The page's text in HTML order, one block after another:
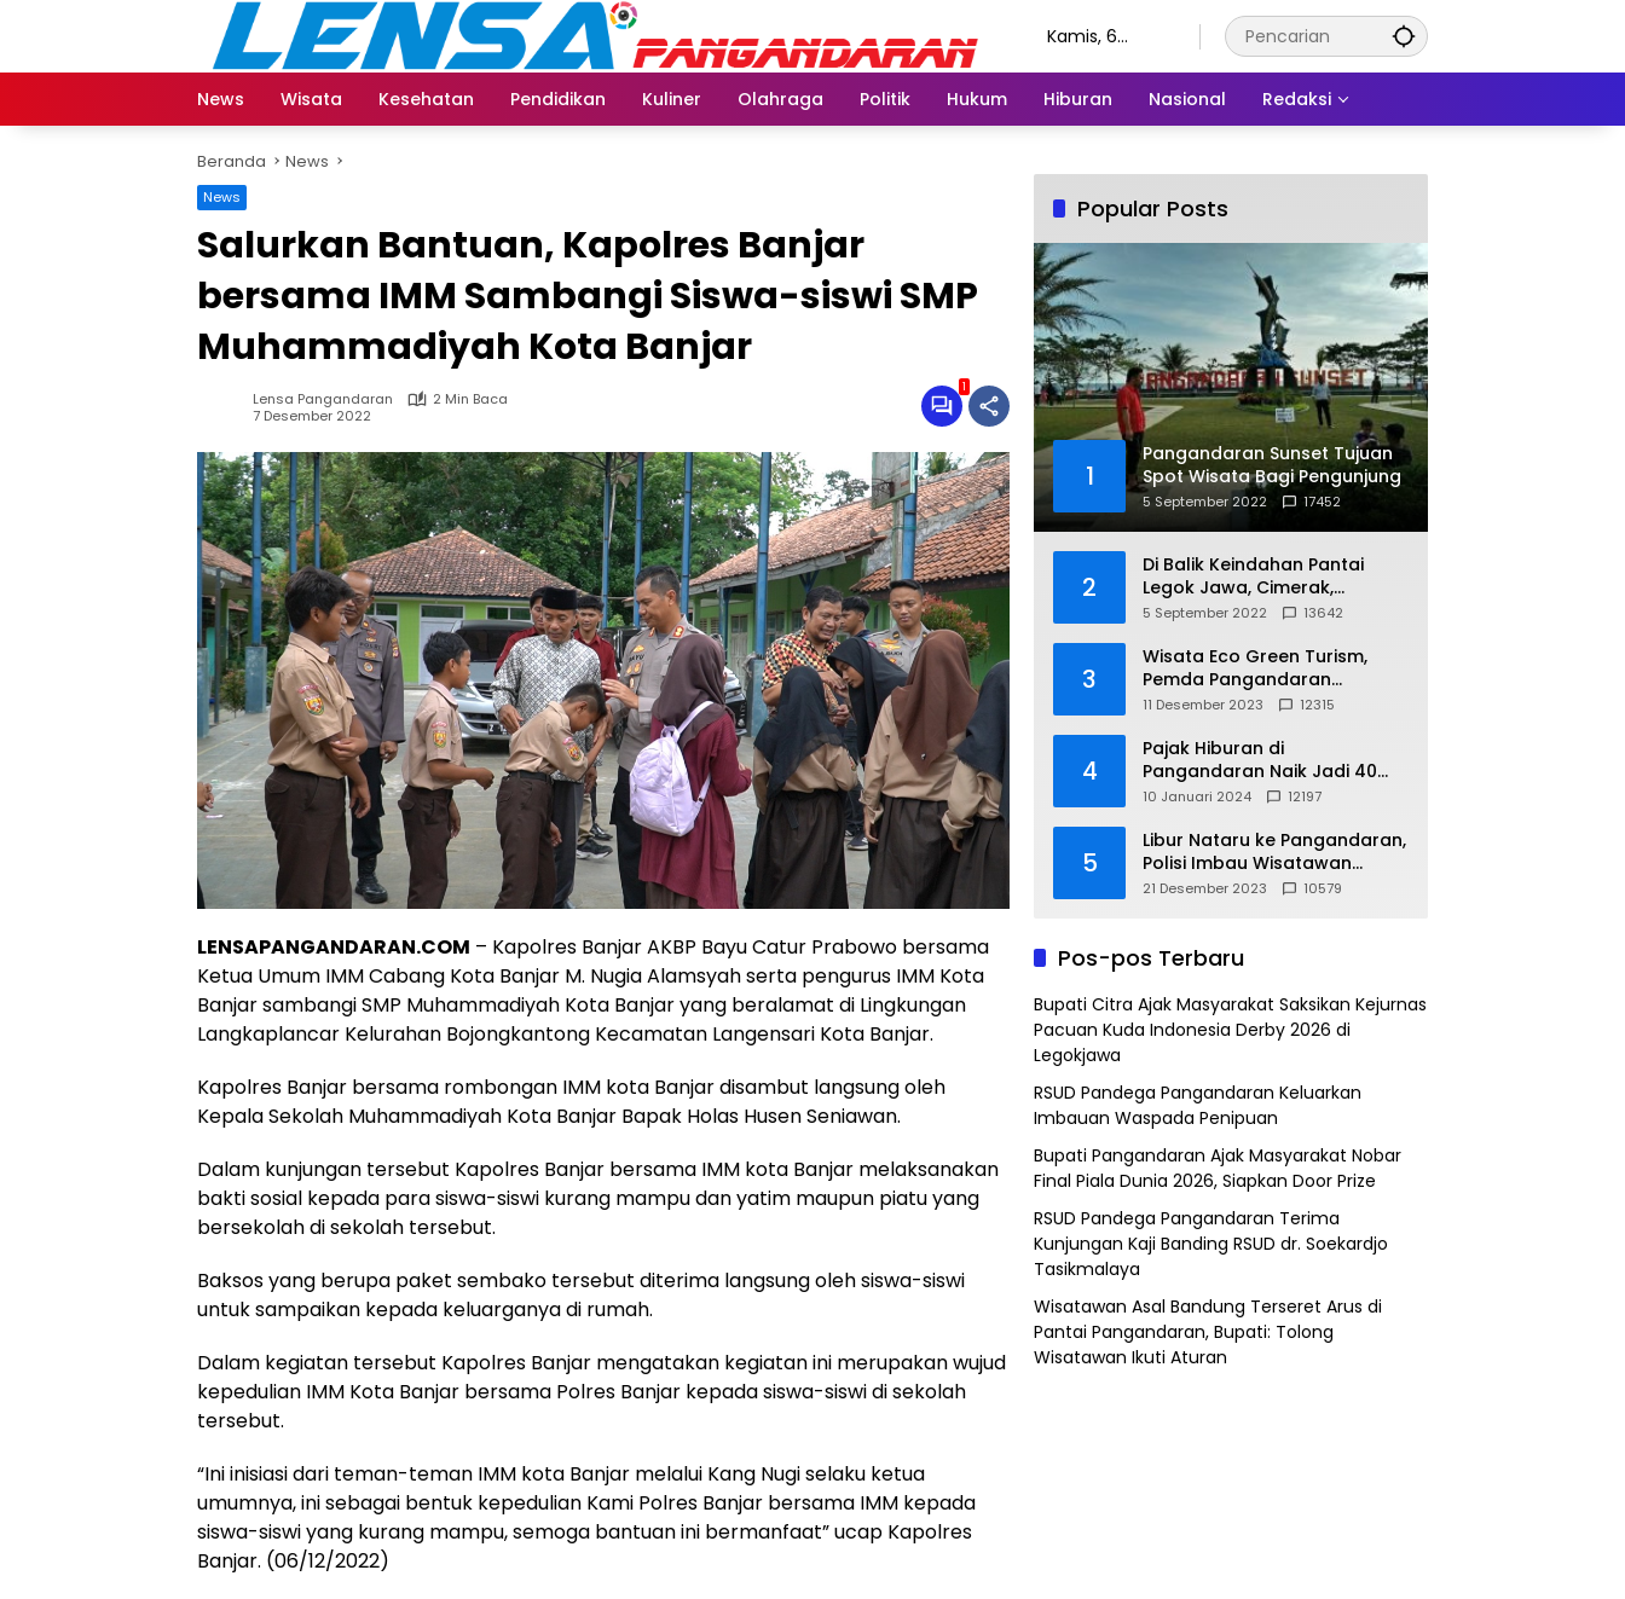
Kamis, 6
News
Wisata Kesehatan Pendidikan Kuliner Olahraga Politik Hukum Hiburan Nasional Redaksi
Beranda News
News
Salurkan Bantuan, Kapolres Banjar
bersama IMM Sambangi Siswa-siswi SMP
Muhammadiyah Kota Banjar
Lensa Pangandaran
2 Min Baca
7 Desember 2022
1
LENSAPANGANDARAN.COM – Kapolres Banjar AKBP Bayu Catur Prabowo bersama
Ketua Umum IMM Cabang Kota Banjar M. Nugia Alamsyah serta pengurus IMM Kota
Banjar sambangi SMP Muhammadiyah Kota Banjar yang beralamat di Lingkungan
Langkaplancar Kelurahan Bojongkantong Kecamatan Langensari Kota Banjar.
Kapolres Banjar bersama rombongan IMM kota Banjar disambut langsung oleh
Kepala Sekolah Muhammadiyah Kota Banjar Bapak Holas Husen Seniawan.
Dalam kunjungan tersebut Kapolres Banjar bersama IMM kota Banjar melaksanakan
bakti sosial kepada para siswa-siswi kurang mampu dan yatim maupun piatu yang
bersekolah di sekolah tersebut.
Baksos yang berupa paket sembako tersebut diterima langsung oleh siswa-siswi
untuk sampaikan kepada keluarganya di rumah.
Dalam kegiatan tersebut Kapolres Banjar mengatakan kegiatan ini merupakan wujud
kepedulian IMM Kota Banjar bersama Polres Banjar kepada siswa-siswi di sekolah
tersebut.
“Ini inisiasi dari teman-teman IMM kota Banjar melalui Kang Nugi selaku ketua
umumnya, ini sebagai bentuk kepedulian Kami Polres Banjar bersama IMM kepada
siswa-siswi yang kurang mampu, semoga bantuan ini bermanfaat” ucap Kapolres
Banjar. (06/12/2022)
Popular Posts
1
Pangandaran Sunset Tujuan
Spot Wisata Bagi Pengunjung
5 September 2022 17452
2
Di Balik Keindahan Pantai
Legok Jawa, Cimerak,
Pangandaran
5 September 2022 13642
3
Wisata Eco Green Turism,
Pemda Pangandaran
Gandeng PLN
11 Desember 2023 12315
4
Pajak Hiburan di
Pangandaran Naik Jadi 40
Persen
10 Januari 2024 12197
5
Libur Nataru ke Pangandaran,
Polisi Imbau Wisatawan
Gunakan Jalur Arteri
21 Desember 2023 10579
Pos-pos Terbaru
Bupati Citra Ajak Masyarakat Saksikan Kejurnas
Pacuan Kuda Indonesia Derby 2026 di
Legokjawa
RSUD Pandega Pangandaran Keluarkan
Imbauan Waspada Penipuan
Bupati Pangandaran Ajak Masyarakat Nobar
Final Piala Dunia 2026, Siapkan Door Prize
RSUD Pandega Pangandaran Terima
Kunjungan Kaji Banding RSUD dr. Soekardjo
Tasikmalaya
Wisatawan Asal Bandung Terseret Arus di
Pantai Pangandaran, Bupati: Tolong
Wisatawan Ikuti Aturan